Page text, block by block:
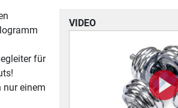
VIDEO
für
nur einem